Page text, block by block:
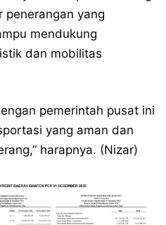
penerangan yang
mendukung
dan mobilitas
pemerintah pusat ini
yang aman dan
harapnya. (Nizar)